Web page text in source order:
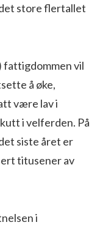
store flertallet
fattigdommen vil
å øke,
være lav i
i velferden. På
siste året er
titusener av
i